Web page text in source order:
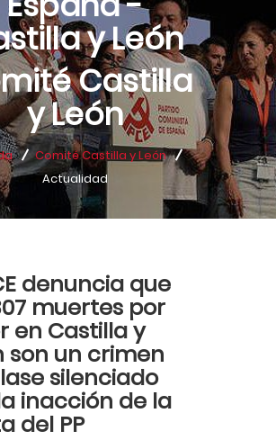
y León
Castilla
y León
Comité Castilla y León
Actualidad
denuncia que
muertes por
en Castilla y
son un crimen
silenciado
inacción de la
del PP